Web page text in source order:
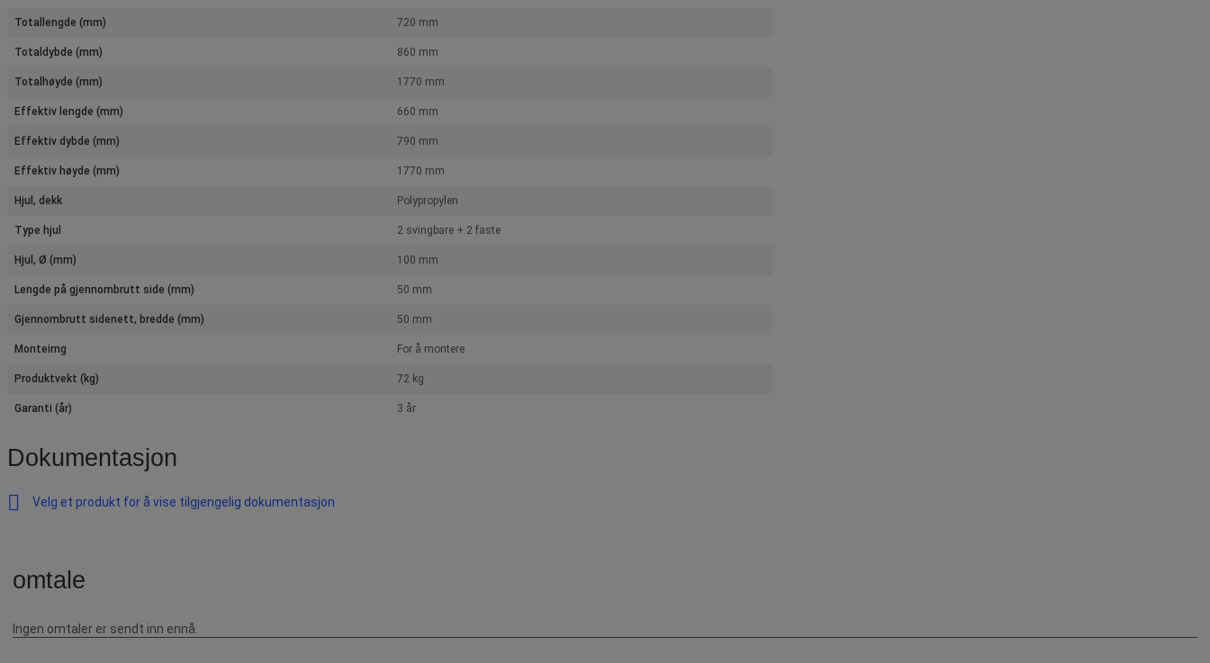
Totallengde (mm) 720 mm
Totaldybde (mm) 860 mm
Totalhøyde (mm) 1770 mm
Effektiv lengde (mm) 660 mm
Effektiv dybde (mm) 790 mm
Effektiv høyde (mm) 1770 mm
Hjul, dekk Polypropylen
Type hjul 2 svingbare + 2 faste
Hjul, Ø (mm) 100 mm
Lengde på gjennombrutt side (mm) 50 mm
Gjennombrutt sidenett, bredde (mm) 50 mm
Monteirng For å montere
Produktvekt (kg) 72 kg
Garanti (år) 3 år
Dokumentasjon
Velg et produkt for å vise tilgjengelig dokumentasjon